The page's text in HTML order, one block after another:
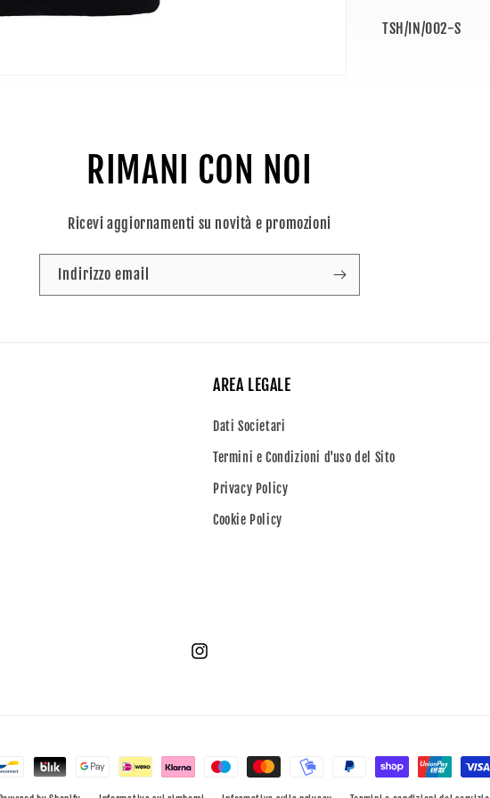
SKU:
TSH/IN/002-S
RIMANI CON NOI
Ricevi aggiornamenti su novità e promozioni
Indirizzo email
AREA LEGALE
Dati Societari
Termini e Condizioni d'uso del Sito
Privacy Policy
Cookie Policy
Instagram